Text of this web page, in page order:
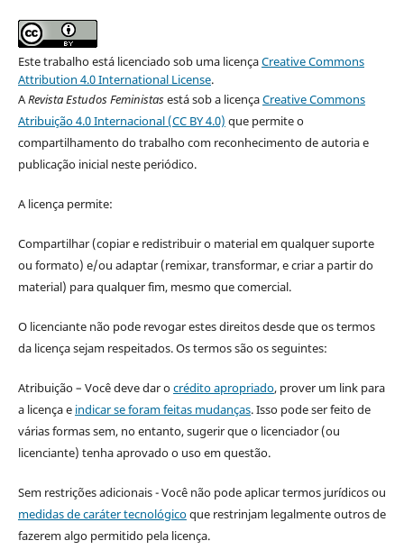
Este trabalho está licenciado sob uma licençaCreative Commons
Attribution 4.0 International License.
ARevista Estudos Feministasestá sob a licençaCreative Commons
Atribuição 4.0 Internacional (CC BY 4.0) que permite o
compartilhamento do trabalho com reconhecimento de autoria e
publicação inicial neste periódico.
A licença permite:
Compartilhar (copiar e redistribuir o material em qualquer suporte
ou formato) e/ou adaptar (remixar, transformar, e criar a partir do
material) para qualquer fim, mesmo que comercial.
O licenciante não pode revogar estes direitos desde que os termos
da licença sejam respeitados. Os termos são os seguintes:
Atribuição – Você deve dar ocrédito apropriado, prover um link para
a licença e indicar se foram feitas mudanças. Isso pode ser feito de
várias formas sem, no entanto, sugerir que o licenciador (ou
licenciante) tenha aprovado o uso em questão.
Sem restrições adicionais - Você não pode aplicar termos jurídicos ou
medidas de caráter tecnológicoque restrinjam legalmente outros de
fazerem algo permitido pela licença.